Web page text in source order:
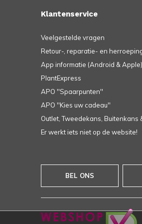
Klantenservice
Veelgestelde vragen
Retour-, reparatie- en
App informatie (Android & Apple)
PlantExpress
APO ''Spaarpunten''
APO ''Kies uw cadeau''
Outlet, Tweedekans, Buitenkans
Er werkt iets niet op de website!
BEL ONS